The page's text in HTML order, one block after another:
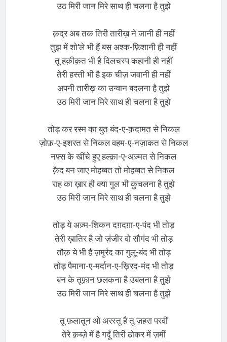
उठ मिरी जान मिरे साथ ही चलना है तुझे
क़द्र अब तक तिरी तारीख़ ने जानी ही नहीं
तुझ में शो'ले भी हैं बस अश्क-फ़िशानी ही नहीं
तू हक़ीक़त भी है दिलचस्प कहानी ही नहीं
तेरी हस्ती भी है इक चीज़ जवानी ही नहीं
अपनी तारीख़ का उन्वान बदलना है तुझे
उठ मिरी जान मिरे साथ ही चलना है तुझे
तोड़ कर रस्म का बुत बंद-ए-क़दामत से निकल
ज़ोफ़-ए-इशरत से निकल वहम-ए-नज़ाकत से निकल
नफ़्स के खींचे हुए हल्क़ा-ए-अज़्मत से निकल
क़ैद बन जाए मोहब्बत तो मोहब्बत से निकल
राह का ख़ार ही क्या गुल भी कुचलना है तुझे
उठ मिरी जान मिरे साथ ही चलना है तुझे
तोड़ ये अज़्म-शिकन दग़दग़ा-ए-पंद भी तोड़
तेरी ख़ातिर है जो ज़ंजीर वो सौगंद भी तोड़
तौक़ ये भी है ज़मुर्रद का गुलू-बंद भी तोड़
तोड़ पैमाना-ए-मर्दान-ए-ख़िरद-मंद भी तोड़
बन के तूफ़ान छलकना है उबलना है तुझे
उठ मिरी जान मिरे साथ ही चलना है तुझे
तू फ़लातून ओ अरस्तू है तू ज़हरा परवीं
तेरे क़ब्ज़े में है गर्दूं तिरी ठोकर में ज़मीं